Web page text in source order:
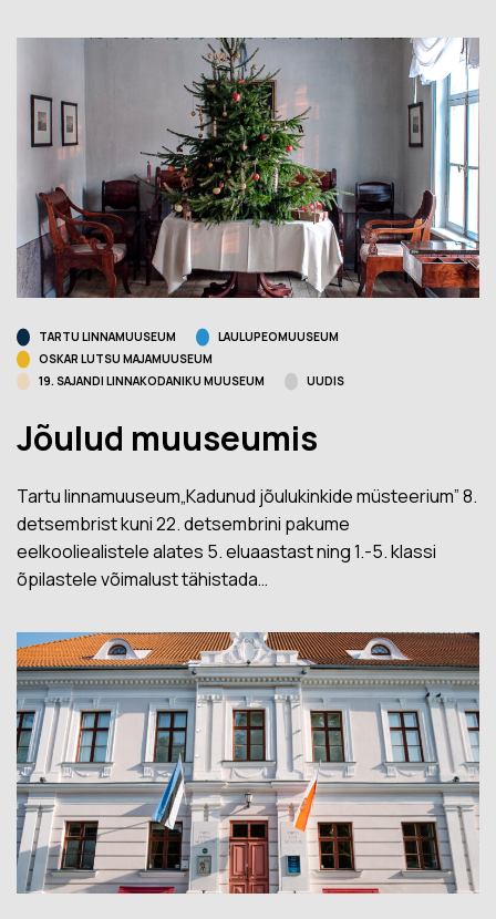
TARTU LINNAMUUSEUM
LAULUPEOMUUSEUM
OSKAR LUTSU MAJAMUUSEUM
19. SAJANDI LINNAKODANIKU MUUSEUM
UUDIS
Jõulud muuseumis
Tartu linnamuuseum„Kadunud jõulukinkide müsteerium” 8.
detsembrist kuni 22. detsembrini pakume
eelkooliealistele alates 5. eluaastast ning 1.-5. klassi
õpilastele võimalust tähistada…